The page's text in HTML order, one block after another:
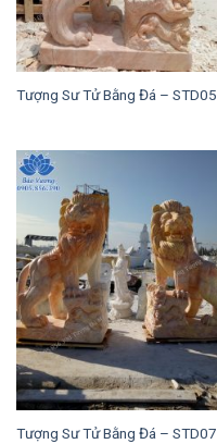
Tượng Sư Tử Bằng Đá – STD05
Tượng Sư Tử Bằng Đá – STD07